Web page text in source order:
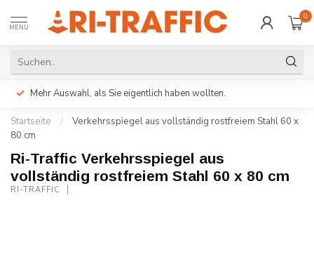
MENU
0
Mehr Auswahl, als Sie eigentlich haben wollten.
Startseite /
Verkehrsspiegel aus vollständig rostfreiem Stahl 60 x
80 cm
Ri-Traffic Verkehrsspiegel aus
vollständig rostfreiem Stahl 60 x 80 cm
RI-TRAFFIC